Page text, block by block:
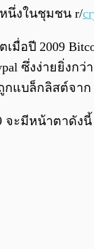
หนึ่งในชุมชน r/
มื่อปี 2009
ซึ่งง่ายยิ่ง
แบล็กลิสต์จาก
จะมีหน้าตาดังนี้